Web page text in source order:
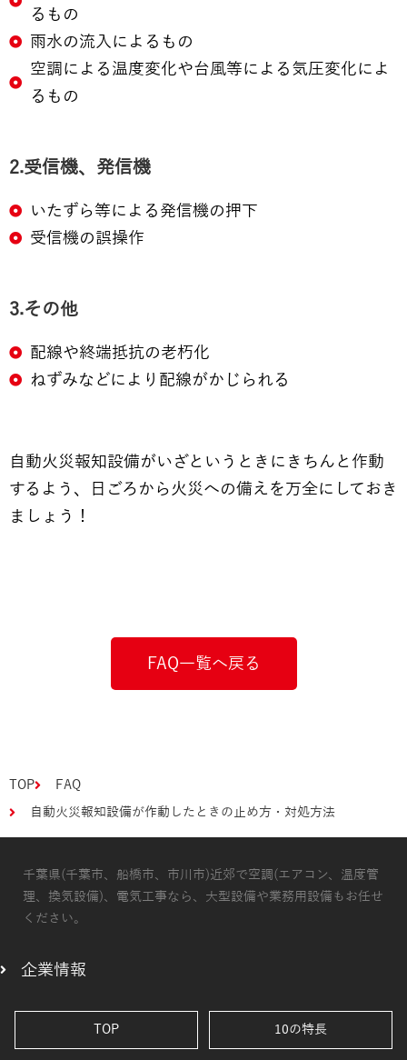
るもの
雨水の流入によるもの
空調による温度変化や台風等による気圧変化によ
るもの
2.受信機、発信機
いたずら等による発信機の押下
受信機の誤操作
3.その他
配線や終端抵抗の老朽化
ねずみなどにより配線がかじられる
自動火災報知設備がいざというときにきちんと作動
するよう、日ごろから火災への備えを万全にしておき
ましょう！
FAQ一覧へ戻る
TOP
FAQ
自動火災報知設備が作動したときの止め方・対処方法
千葉県(千葉市、船橋市、市川市)近郊で空調(エアコン、温度管
理、換気設備)、電気工事なら、大型設備や業務用設備もお任せ
ください。
企業情報
TOP 10の特長